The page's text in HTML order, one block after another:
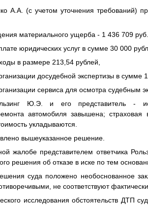
А.А. (с учетом уточнения требований)
материального ущерба - 1 436 709
юридических услуг в сумме 30 000
в размере 213,54 рублей,
досудебной экспертизы в сумме
сервиса для осмотра судебным
Ю.Э. и его представитель -
автомобиля завышена;
укладываются.
вышеуказанное решение.
жалобе представителем ответчика
решения об отказе в иске по тем
суда положено необоснованное
не соответствуют
исследования обстоятельств ДТП